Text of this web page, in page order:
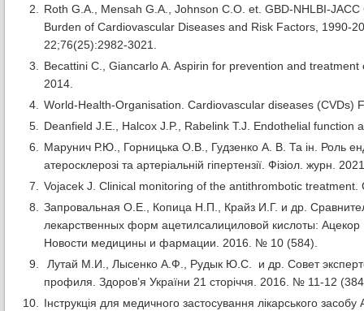
Roth G.A., Mensah G.A., Johnson C.O. et. GBD-NHLBI-
Burden of Cardiovascular Diseases and Risk Factors, 1990-
22;76(25):2982-3021.
Becattini С., Giancarlo A. Aspirin for prevention and
2014.
World-Health-Organisation. Cardiovascular diseases (CVDs)
Deanfield J.E., Halcox J.P., Rabelink T.J. Endothelial
Марунич Р.Ю., Горницька О.В., Гудзенко А. В. Та ін. Роль
атеросклерозі та артеріальній гіпертензії. Фізіол. журн.
Vojacek J. Clinical monitoring of the antithrombotic treatment.
Запровальная О.Е., Копица Н.П., Крайз И.Г. и др.
лекарственных форм ацетилсалициловой кислоты:
Новости медицины и фармации. 2016. № 10 (584).
Лутай М.И., Лысенко А.Ф., Рудык Ю.С. и др. Совет
профиля. Здоров’я України 21 сторіччя. 2016. № 11-12
Iнструкцiя для медичного застосування лiкарського